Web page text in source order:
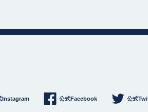
Instagram 公式Facebook 公式